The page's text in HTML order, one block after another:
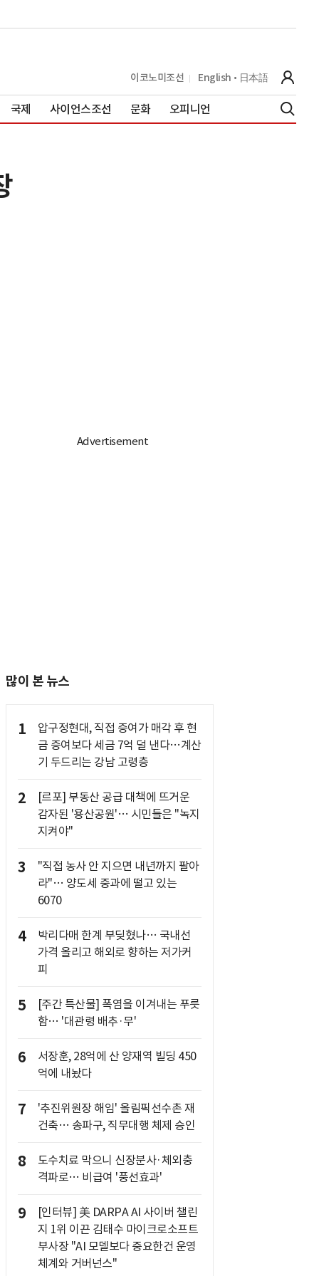
이코노미조선 English 日本語
국제 사이언스조선 문화 오피니언
많이 본 뉴스
1
압구정현대, 직접 증여가 매각 후 현
금 증여보다 세금 7억 덜 낸다…계산
기 두드리는 강남 고령층
2
[르포] 부동산 공급 대책에 뜨거운
감자된 '용산공원'… 시민들은 "녹지
지켜야"
3
"직접 농사 안 지으면 내년까지 팔아
라"… 양도세 중과에 떨고 있는
6070
4
박리다매 한계 부딪혔나… 국내선
가격 올리고 해외로 향하는 저가커
피
5
[주간 특산물] 폭염을 이겨내는 푸릇
함… '대관령 배추·무'
6
서장훈, 28억에 산 양재역 빌딩 450
억에 내놨다
7
'추진위원장 해임' 올림픽선수촌 재
건축… 송파구, 직무대행 체제 승인
8
도수치료 막으니 신장분사·체외충
격파로… 비급여 '풍선효과'
9
[인터뷰] 美 DARPA AI 사이버 챌린
지 1위 이끈 김태수 마이크로소프트
부사장 "AI 모델보다 중요한건 운영
체계와 거버넌스"